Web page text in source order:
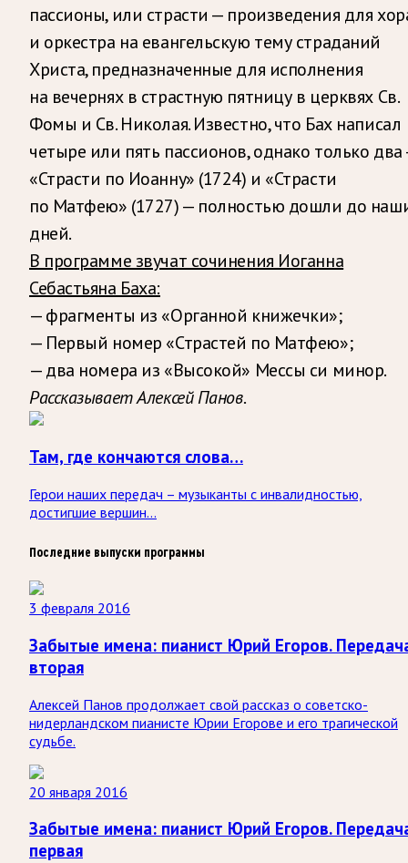
пассионы, или страсти — произведения для
и оркестра на евангельскую тему страданий
Христа, предназначенные для исполнения
на вечернях в страстную пятницу в церквях Св.
Фомы и Св. Николая. Известно, что Бах написал
четыре или пять пассионов, однако только два
«Страсти по Иоанну» (1724) и «Страсти
по Матфею» (1727) — полностью дошли до
дней.
В программе звучат сочинения Иоганна
Себастьяна Баха:
— фрагменты из «Органной книжечки»;
— Первый номер «Страстей по Матфею»;
— два номера из «Высокой» Мессы си минор.
Рассказывает Алексей Панов.
Там, где кончаются слова…
Герои наших передач – музыканты с инвалидностью,
достигшие вершин...
Последние выпуски программы
3 февраля 2016
Забытые имена: пианист Юрий Егоров.
вторая
Алексей Панов продолжает свой рассказ о советско-
нидерландском пианисте Юрии Егорове и его трагической
судьбе.
20 января 2016
Забытые имена: пианист Юрий Егоров.
первая